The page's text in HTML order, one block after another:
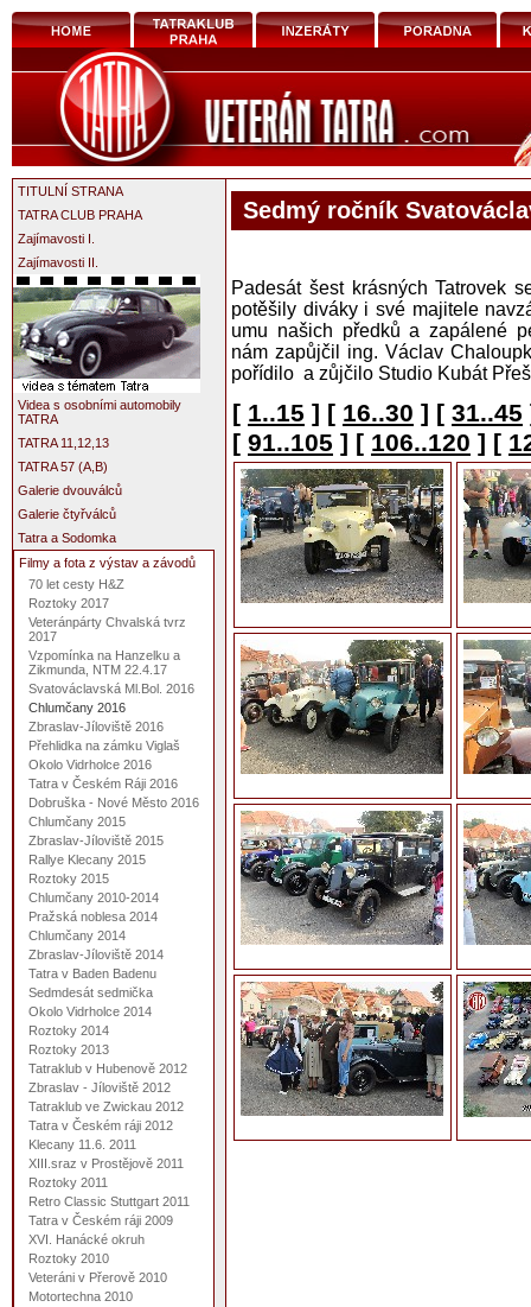
TITULNÍ STRANA
TATRA CLUB PRAHA
Zajímavosti I.
Zajímavosti II.
Videa s osobními automobily
TATRA
TATRA 11,12,13
TATRA 57 (A,B)
Galerie dvouválců
Galerie čtyřválců
Tatra a Sodomka
Filmy a fota z výstav a závodů
70 let cesty H&Z
Roztoky 2017
Veteránpárty Chvalská tvrz
2017
Vzpomínka na Hanzelku a
Zikmunda, NTM 22.4.17
Svatováclavská Ml.Bol. 2016
Chlumčany 2016
Zbraslav-Jíloviště 2016
Přehlidka na zámku Viglaš
Okolo Vidrholce 2016
Tatra v Českém Ráji 2016
Dobruška - Nové Město 2016
Chlumčany 2015
Zbraslav-Jíloviště 2015
Rallye Klecany 2015
Roztoky 2015
Chlumčany 2010-2014
Pražská noblesa 2014
Chlumčany 2014
Zbraslav-Jíloviště 2014
Tatra v Baden Badenu
Sedmdesát sedmička
Okolo Vidrholce 2014
Roztoky 2014
Roztoky 2013
Tatraklub v Hubenově 2012
Zbraslav - Jíloviště 2012
Tatraklub ve Zwickau 2012
Tatra v Českém ráji 2012
Klecany 11.6. 2011
XIII.sraz v Prostějově 2011
Roztoky 2011
Retro Classic Stuttgart 2011
Tatra v Českém ráji 2009
XVI. Hanácké okruh
Roztoky 2010
Veteráni v Přerově 2010
Motortechna 2010
Sedmý ročník
Padesát šest krásných Tatrovek
potěšily diváky i své majitele
umu našich předků a zapálené
nám zapůjčil ing. Václav
pořídilo a zůjčilo Studio Kubát
[ 1..15 ] [ 16..30 ] [ 31..45
[ 91..105 ] [ 106..120 ] [